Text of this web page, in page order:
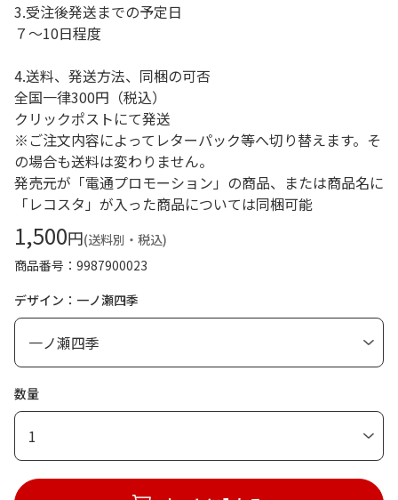
3.受注後発送までの予定日
７～10日程度
4.送料、発送方法、同梱の可否
全国一律300円（税込）
クリックポストにて発送
※ご注文内容によってレターパック等へ切り替えます。そ
の場合も送料は変わりません。
発売元が「電通プロモーション」の商品、または商品名に
「レコスタ」が入った商品については同梱可能
1,500円(送料別・税込)
商品番号
9987900023
デザイン：一ノ瀬四季
数量
1